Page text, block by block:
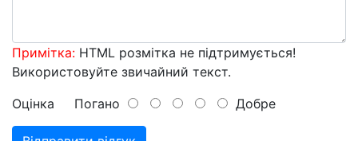
Примітка: HTML розмітка не підтримується!
Використовуйте звичайний текст.
Оцінка Погано Добре